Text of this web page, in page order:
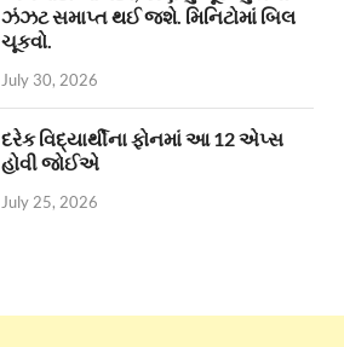
ઝંઝટ સમાપ્ત થઈ જશે. મિનિટોમાં બિલ
ચૂકવો.
July 30, 2026
દરેક વિદ્યાર્થીના ફોનમાં આ 12 એપ્સ
હોવી જોઈએ
July 25, 2026